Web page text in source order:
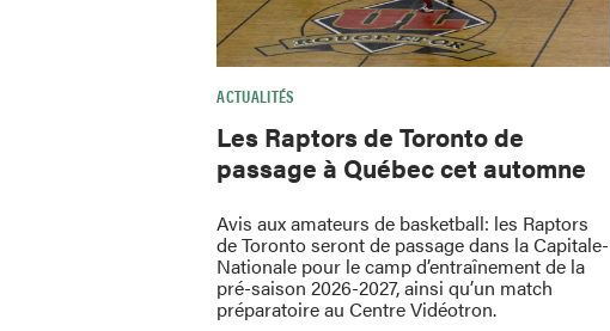
ACTUALITÉS
Les Raptors de Toronto de
passage à Québec cet automne
Avis aux amateurs de basketball: les Raptors
de Toronto seront de passage dans la Capitale-
Nationale pour le camp d’entraînement de la
pré-saison 2026-2027, ainsi qu’un match
préparatoire au Centre Vidéotron.